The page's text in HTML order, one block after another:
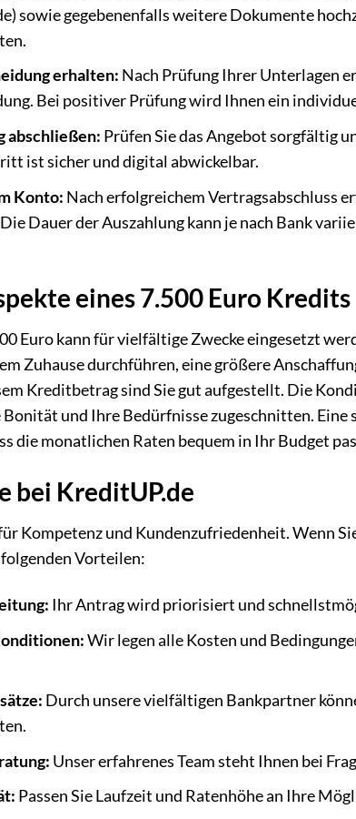
sowie gegebenenfalls weitere Dokumente
erhalten: Nach Prüfung Ihrer Unterlagen
Bei positiver Prüfung wird Ihnen ein
abschließen: Prüfen Sie das Angebot sorgfältig
ist sicher und digital abwickelbar.
Konto: Nach erfolgreichem Vertragsabschluss
Dauer der Auszahlung kann je nach Bank
eines 7.500 Euro Kredits
Euro kann für vielfältige Zwecke eingesetzt
Zuhause durchführen, eine größere
Kreditbetrag sind Sie gut aufgestellt. Die
und Ihre Bedürfnisse zugeschnitten. Eine
die monatlichen Raten bequem in Ihr Budget
bei KreditUP.de
Kompetenz und Kundenzufriedenheit. Wenn
Vorteilen:
Ihr Antrag wird priorisiert und
Wir legen alle Kosten und
Durch unsere vielfältigen Bankpartner
Unser erfahrenes Team steht Ihnen bei
Passen Sie Laufzeit und Ratenhöhe an Ihre